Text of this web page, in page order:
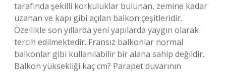
tarafında şekilli korkuluklar bulunan, zemine kadar
uzanan ve kapı gibi açılan balkon çeşitleridir.
Özellikle son yıllarda yeni yapılarda yaygın olarak
tercih edilmektedir. Fransız balkonlar normal
balkonlar gibi kullanılabilir bir alana sahip değildir.
Balkon yüksekliği kaç cm? Parapet duvarının